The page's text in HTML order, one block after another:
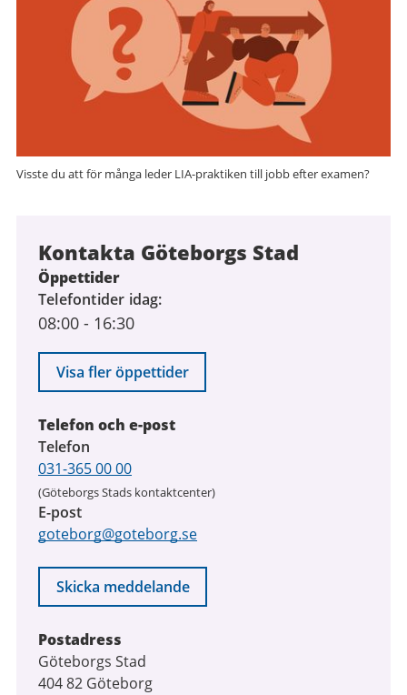
Visste du att för många leder LIA-praktiken till jobb efter examen?
Kontakta Göteborgs Stad
Öppettider
Telefontider idag
08:00 - 16:30
Visa fler öppettider
Telefon och e-post
Telefon
031-365 00 00
(Göteborgs Stads kontaktcenter)
E-post
goteborg@goteborg.se
Skicka meddelande
Postadress
Göteborgs Stad
404 82 Göteborg